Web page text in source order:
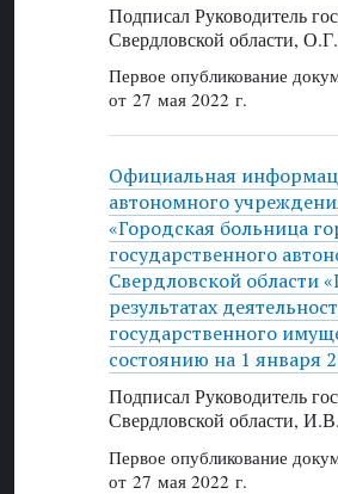
Подписал Руководитель
Свердловской области,
Первое опубликование
от 27 мая 2022 г.
Официальная
автономного
«Городская больница
государственного
Свердловской области
результатах
государственного
состоянию на 1 января
Подписал Руководитель
Свердловской области,
Первое опубликование
от 27 мая 2022 г.